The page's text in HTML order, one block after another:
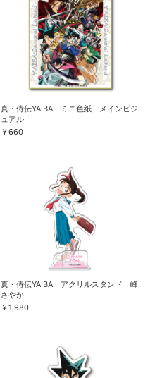
真・侍伝YAIBA ミニ色紙 メインビジ
ュアル
￥660
真・侍伝YAIBA アクリルスタンド 峰
さやか
￥1,980